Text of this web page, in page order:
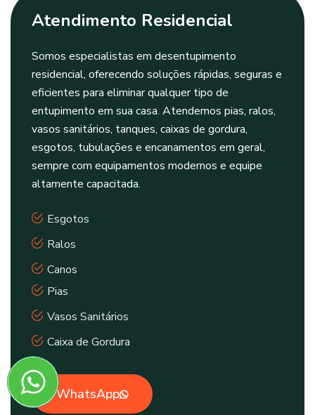
Atendimento Residencial
Somos especialistas em desentupimento
residencial, oferecendo soluções rápidas, seguras e
eficientes para eliminar qualquer tipo de
entupimento em sua casa. Atendemos pias, ralos,
vasos sanitários, tanques, caixas de gordura,
esgotos, tubulações e encanamentos em geral,
sempre com equipamentos modernos e equipe
altamente capacitada.
Esgotos
Ralos
Canos
Pias
Vasos Sanitários
Caixa de Gordura
WhatsApp